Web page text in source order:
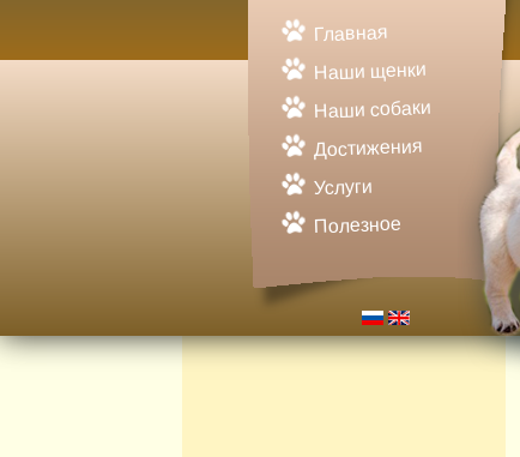
Главная
Наши щенки
Наши собаки
Достижения
Услуги
Полезное